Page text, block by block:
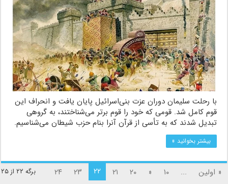
با رحلت سلیمان دوران عزت بنی‌اسرائیل پایان یافت و انحراف این
قوم کامل شد. قومی که خود را قوم برتر می‌شناختند، به گروهی
تبدیل شدند که به تأسی از قرآن آنرا بنام حزب شیطان می‌شناسیم.
بیشتر بخوانید »
برگه ۲۲ از ۲۵ « اولین ... ۱۰ « ۲۰ ۲۱ ۲۲ ۲۳
۲۴